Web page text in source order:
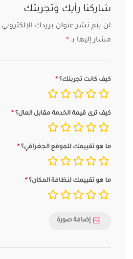
شاركنا رأيك وتجربتك
لن يتم نشر عنوان بريدك الإلكتروني.
مشار إليها بـ *
كيف كانت تجربتك؟
كيف ترى قيمة الخدمة مقابل المال؟
ما هو تقييمك للموقع الجغرافي؟
ما هو تقييمك لنظافة المكان؟
إضافة صورة